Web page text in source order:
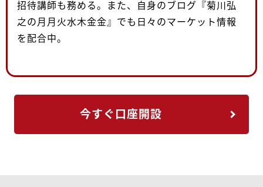
招待講師も務める。また、自身のブログ『菊川弘
之の月月火水木金金』でも日々のマーケット情報
を配合中。
今すぐ口座開設